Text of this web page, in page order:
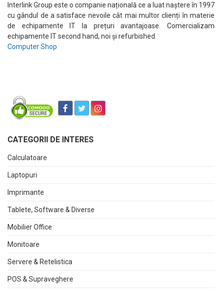
Interlink Group este o companie națională ce a luat naștere în 1997
cu gândul de a satisface nevoile cât mai multor clienți în materie
de echipamente IT la prețuri avantajoase. Comercializam
echipamente IT second hand, noi și refurbished.
Computer Shop
CATEGORII DE INTERES
Calculatoare
Laptopuri
Imprimante
Tablete, Software & Diverse
Mobilier Office
Monitoare
Servere & Retelistica
POS & Supraveghere